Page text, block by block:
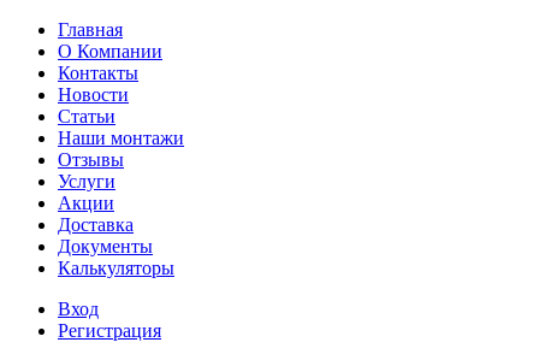
Главная
О Компании
Контакты
Новости
Статьи
Наши монтажи
Отзывы
Услуги
Акции
Доставка
Документы
Калькуляторы
Вход
Регистрация